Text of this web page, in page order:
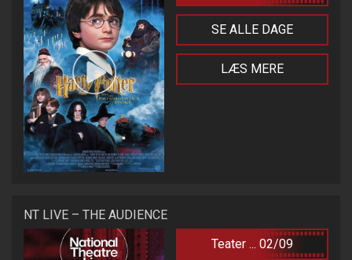
SE ALLE DAGE
LÆS MERE
NT LIVE – THE AUDIENCE
Teater ... 02/09